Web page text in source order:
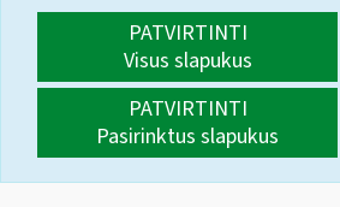
PATVIRTINTI
Visus slapukus
PATVIRTINTI
Pasirinktus slapukus